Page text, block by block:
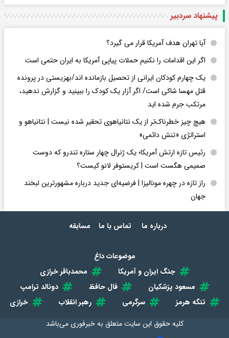
پیشنهاد سردبیر
آیا تهران هدف آمریکا قرار می گیرد؟
اگر این اقدامات را نکنیم حملات پیاپی آمریکا به ایران حتمی است
یک چهارم کودکان ایرانی از تحصیل بازمانده اند/بهزیستی در پرونده
قتل مهسا شاکی است/ اگر آزار یک کودک را ببینید و گزارش ندهید،
مرتکب جرم شده اید
هیچ چیز خطرناک‌تر از یک نتانیاهوی تحقیر شده نیست | نتانیاهو و
استراتژی «تنش دائمی»
رئیس تازه ارتش آمریکا؛ یک ژنرال چهار ستاره تندرو که دوست
صمیمی هگست است | کریستوفر لانو کیست؟
راز تازه در چهره مونالیزا | فرضیه‌ای جدید درباره مشهورترین لبخند
جهان
درباره ما تماس با ما مسابقه
موضوعات داغ
جنگ ایران و آمریکا
محمدباقر خرازی
مسعود پزشکیان
فال حافظ
دونالد ترامپ
تنگه هرمز
سرگرمی رهبر انقلاب
خرازی
کلیه حقوق این سایت متعلق بهخبرفوری می‌باشد